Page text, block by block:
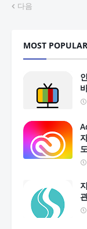
다음
MOST POPULAR